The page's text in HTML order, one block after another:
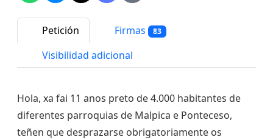
Petición Firmas 83
Visibilidad adicional
Hola, xa fai 11 anos preto de 4.000 habitantes de
diferentes parroquias de Malpica e Ponteceso,
teñen que desprazarse obrigatoriamente os